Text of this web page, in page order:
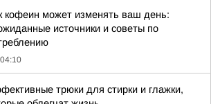
кофеин может изменять ваш день:
источники и советы по
04:10
трюки для стирки и глажки,